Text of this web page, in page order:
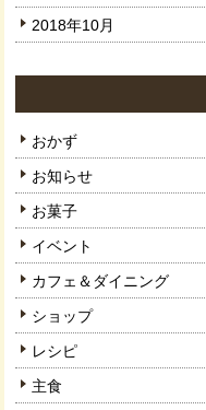
2018年10月
おかず
お知らせ
お菓子
イベント
カフェ＆ダイニング
ショップ
レシピ
主食